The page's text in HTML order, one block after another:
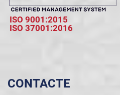
ISO 9001:2015
ISO 37001:2016
CONTACTE